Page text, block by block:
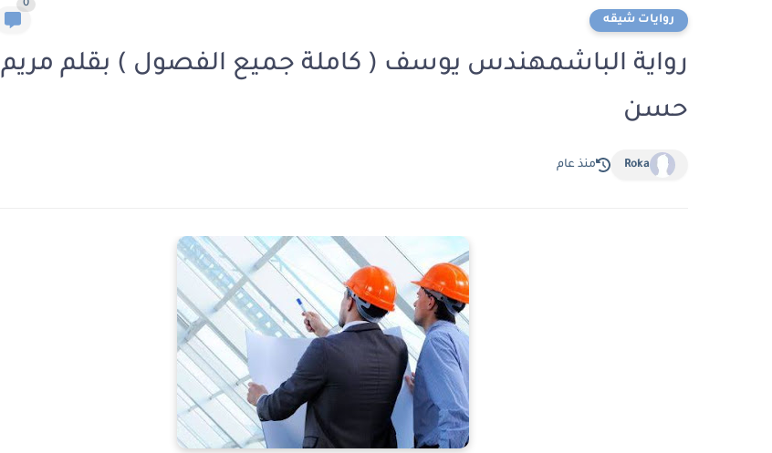
روايات شيقه
0
رواية الباشمهندس يوسف ( كاملة جميع الفصول ) بقلم مريم
حسن
Roka منذ عام